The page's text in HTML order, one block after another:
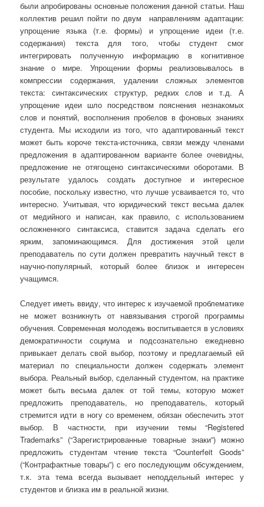
были апробированы основные положения данной статьи. Наш
коллектив решил пойти по двум направлениям адаптации:
упрощение языка (т.е. формы) и упрощение идеи (т.е.
содержания) текста для того, чтобы студент смог
интегрировать полученную информацию в когнитивное
знание о мире. Упрощении формы реализовывалось в
компрессии содержания, удалении сложных элементов
текста: синтаксических структур, редких слов и т.д. А
упрощение идеи шло посредством пояснения незнакомых
слов и понятий, восполнения пробелов в фоновых знаниях
студента. Мы исходили из того, что адаптированный текст
может быть короче текста-источника, связи между членами
предложения в адаптированном варианте более очевидны,
предложение не отягощено синтаксическими оборотами. В
результате удалось создать доступное и интересное
пособие, поскольку известно, что лучше усваивается то, что
интересно. Учитывая, что юридический текст весьма далек
от медийного и написан, как правило, с использованием
осложненного синтаксиса, ставится задача сделать его
ярким, запоминающимся. Для достижения этой цели
преподаватель по сути должен превратить научный текст в
научно-популярный, который более близок и интересен
учащимся.
Следует иметь ввиду, что интерес к изучаемой проблематике
не может возникнуть от навязывания строгой программы
обучения. Современная молодежь воспитывается в условиях
демократичности социума и подсознательно ежедневно
привыкает делать свой выбор, поэтому и предлагаемый ей
материал по специальности должен содержать элемент
выбора. Реальный выбор, сделанный студентом, на практике
может быть весьма далек от той темы, которую может
предложить преподаватель, но преподаватель, который
стремится идти в ногу со временем, обязан обеспечить этот
выбор. В частности, при изучении темы “Registered
Trademarks” (“Зарегистрированные товарные знаки”) можно
предложить студентам чтение текста “Counterfeit Goods”
(“Контрафактные товары”) с его последующим обсуждением,
т.к. эта тема всегда вызывает неподдельный интерес у
студентов и близка им в реальной жизни.